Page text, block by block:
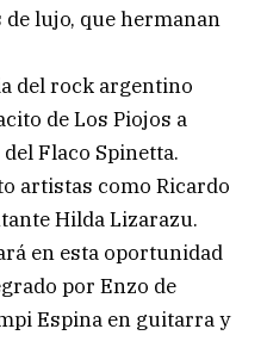
lujo, que hermanan
del rock argentino
de Los Piojos a
Flaco Spinetta.
artistas como Ricardo
Hilda Lizarazu.
en esta oportunidad
por Enzo de
Espina en guitarra y